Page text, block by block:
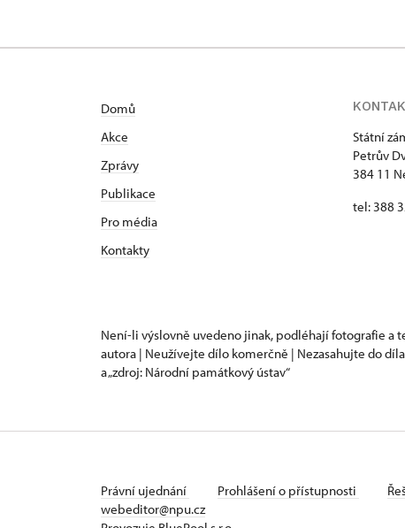
Domů
Akce
Zprávy
Publikace
Pro média
Kontakty
Státní
Petrův
384 11
tel: 388
Není-li výslovně uvedeno jinak, podléhají fotografie a
autora | Neužívejte dílo komerčně | Nezasahujte do
a „zdroj: Národní památkový ústav“
Právní ujednání Prohlášení o přístupnosti
webeditor@npu.cz